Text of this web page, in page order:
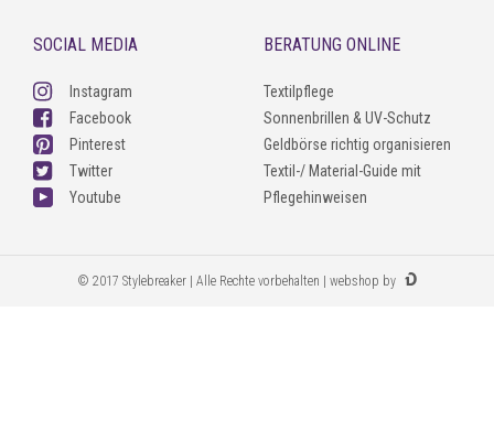
SOCIAL MEDIA
Instagram
Facebook
Pinterest
Twitter
Youtube
BERATUNG ONLINE
Textilpflege
Sonnenbrillen & UV-Schutz
Geldbörse richtig organisieren
Textil-/ Material-Guide mit
Pflegehinweisen
© 2017 Stylebreaker | Alle Rechte vorbehalten | webshop by